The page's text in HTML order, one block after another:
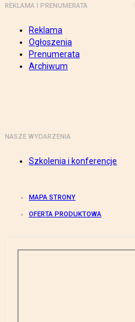
REKLAMA I PRENUMERATA
Reklama
Ogłoszenia
Prenumerata
Archiwum
NASZE WYDARZENIA
Szkolenia i konferencje
MAPA STRONY
OFERTA PRODUKTOWA